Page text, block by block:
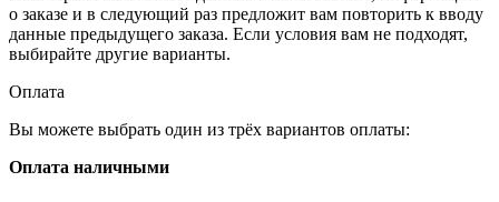
о заказе и в следующий раз предложит вам повторить к вводу
данные предыдущего заказа. Если условия вам не подходят,
выбирайте другие варианты.
Оплата
Вы можете выбрать один из трёх вариантов оплаты:
Оплата наличными